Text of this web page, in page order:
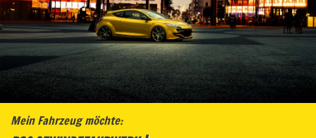
Mein Fahrzeug möchte: